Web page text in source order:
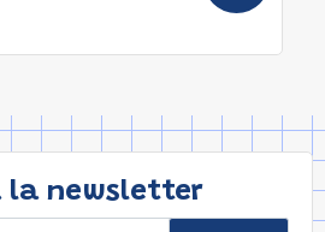
la newsletter